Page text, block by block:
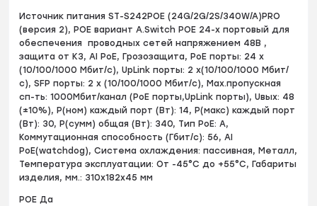
Источник питания ST-S242POE (24G/2G/2S/340W/A)PRO
(версия 2), POE вариант A.Switch POE 24-х портовый для
обеспечения проводных сетей напряжением 48В ,
защита от КЗ, AI PoE, Грозозащита, PoE порты: 24 х
(10/100/1000 Мбит/с), UpLink порты: 2 х(10/100/1000 Мбит/
с), SFP порты: 2 х (10/100/1000 Мбит/с), Max.пропускная
сп-ть: 1000Мбит/канал (PoE порты,UpLink порты), Uвых: 48
(±10%), Р(ном) каждый порт (Вт): 14, Р(макс) каждый порт
(Вт): 30, Р(сумм) общая (Вт): 340, Тип РоЕ: A,
Коммутационная способность (Гбит/с): 56, AI
PoE(watchdog), Система охлаждения: пассивная, Металл,
Температура эксплуатации: От -45°C до +55°C, Габариты
изделия, мм.: 310x182x45 мм
POE Да